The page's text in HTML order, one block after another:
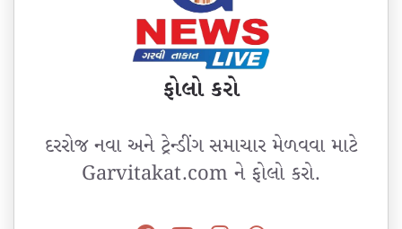
ફોલો કરો
દરરોજ નવા અને ટ્રેન્ડીંગ સમાચાર મેળવવા માટે
Garvitakat.com ને ફોલો કરો.